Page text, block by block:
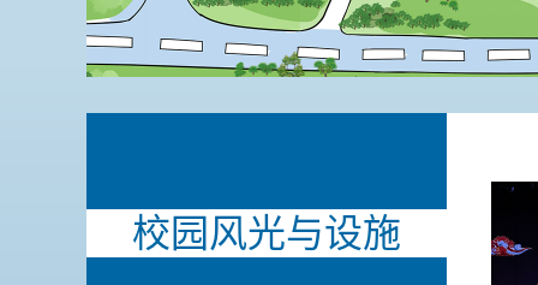
校园风光与设施